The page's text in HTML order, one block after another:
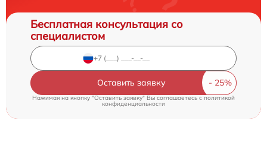
Бесплатная консультация со
специалистом
Оставить заявку
Нажимая на кнопку "Оставить заявку" Вы соглашаетесь cполитикой
конфиденциальности